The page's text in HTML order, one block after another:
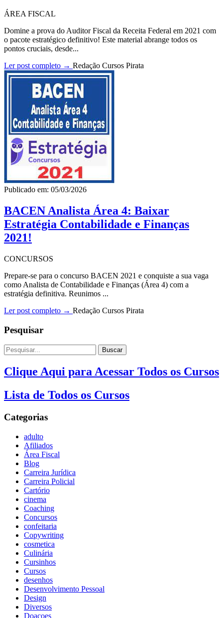
ÁREA FISCAL
Domine a prova do Auditor Fiscal da Receita Federal em 2021 com
o pacote estratégico definitivo! Este material abrange todos os
pontos cruciais, desde...
Ler post completo → Redação Cursos Pirata
Publicado em: 05/03/2026
BACEN Analista Área 4: Baixar
Estratégia Contabilidade e Finanças
2021!
CONCURSOS
Prepare-se para o concurso BACEN 2021 e conquiste a sua vaga
como Analista de Contabilidade e Finanças (Área 4) com a
estratégia definitiva. Reunimos ...
Ler post completo → Redação Cursos Pirata
Pesquisar
Buscar
Clique Aqui para Acessar Todos os Cursos
Lista de Todos os Cursos
Categorias
adulto
Afiliados
Área Fiscal
Blog
Carreira Jurídica
Carreira Policial
Cartório
cinema
Coaching
Concursos
confeitaria
Copywriting
cosmetica
Culinária
Cursinhos
Cursos
desenhos
Desenvolvimento Pessoal
Design
Diversos
Doaçoes